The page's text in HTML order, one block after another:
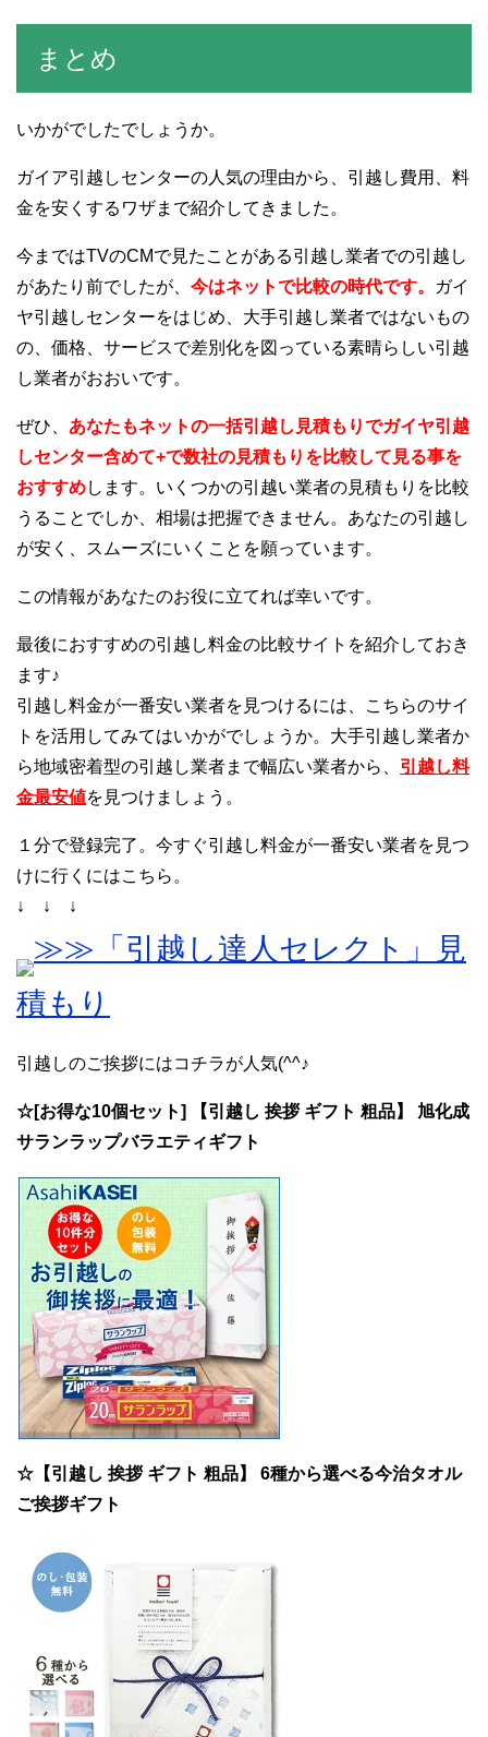
まとめ
いかがでしたでしょうか。
ガイア引越しセンターの人気の理由から、引越し費用、料
金を安くするワザまで紹介してきました。
今まではTVのCMで見たことがある引越し業者での引越し
があたり前でしたが、 今はネットで比較の時代です。
ガイ
ヤ引越しセンターをはじめ、大手引越し業者ではないもの
の、価格、サービスで差別化を図っている素晴らしい引越
し業者がおおいです。
ぜひ、 あなたもネットの一括引越し見積もりでガイヤ引越
しセンター含めて+で数社の見積もりを比較して見る事を
おすすめします。いくつかの引越い業者の見積もりを比較
うることでしか、相場は把握できません。あなたの引越し
が安く、スムーズにいくことを願っています。
この情報があなたのお役に立てれば幸いです。
最後におすすめの引越し料金の比較サイトを紹介しておき
ます♪
引越し料金が一番安い業者を見つけるには、こちらのサイ
トを活用してみてはいかがでしょうか。大手引越し業者か
ら地域密着型の引越し業者まで幅広い業者から、 引越し料
金最安値を見つけましょう。
１分で登録完了。今すぐ引越し料金が一番安い業者を見つ
けに行くにはこちら。
↓ ↓ ↓
≫≫「引越し達人セレクト」見
積もり
引越しのご挨拶にはコチラが人気(^^♪
☆[お得な10個セット] 【引越し 挨拶 ギフト 粗品】 旭化成
サランラップバラエティギフト
☆【引越し 挨拶 ギフト 粗品】 6種から選べる今治タオル
ご挨拶ギフト